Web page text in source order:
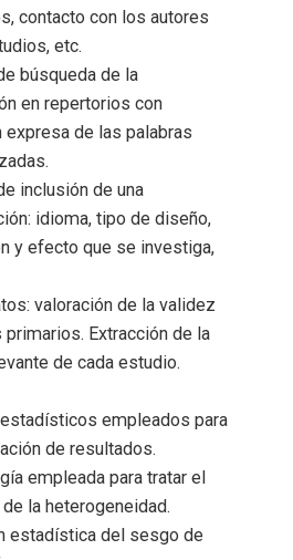
contacto con los autores
etc.
búsqueda de la
en repertorios con
expresa de las palabras
inclusión de una
idioma, tipo de diseño,
y efecto que se investiga,
valoración de la validez
Extracción de la
de cada estudio.
empleados para
de resultados.
empleada para tratar el
la heterogeneidad.
estadística del sesgo de